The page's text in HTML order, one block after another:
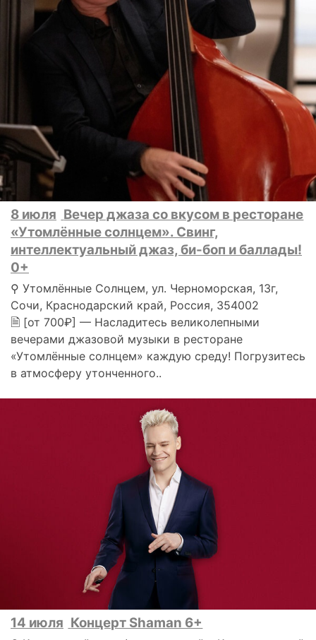
8 июля Вечер джаза со вкусом в ресторане
«Утомлённые солнцем». Свинг,
интеллектуальный джаз, би-боп и баллады!
0+
⚲ Утомлённые Солнцем, ул. Черноморская, 13г,
Сочи, Краснодарский край, Россия, 354002
🗎 [от 700₽] — Насладитесь великолепными
вечерами джазовой музыки в ресторане
«Утомлённые солнцем» каждую среду! Погрузитесь
в атмосферу утонченного..
14 июля Концерт Shaman 6+